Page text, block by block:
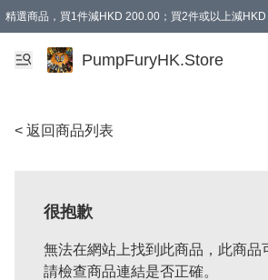
精選商品，買1件減HKD 200.00；買2件或以上減
AAPE商品,會員專享9折或以上（按會員等級）
精選商品，任選買2件或以上減HKD 100.00
購物滿 HKD 800.00即享免運費優惠！（適用於 特定的
PumpFuryHK.Store
< 返回商品列表
很抱歉
無法在網站上找到此商品，此商品
請檢查商品連結是否正確。